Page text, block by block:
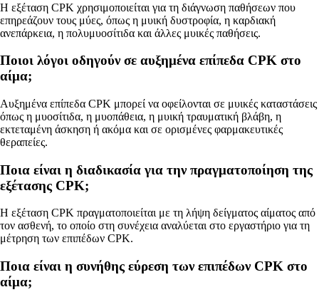
Η εξέταση CPK χρησιμοποιείται για τη διάγνωση παθήσεων που
επηρεάζουν τους μύες, όπως η μυική δυστροφία, η καρδιακή
ανεπάρκεια, η πολυμυοσίτιδα και άλλες μυικές παθήσεις.
Ποιοι λόγοι οδηγούν σε αυξημένα επίπεδα CPK στο
αίμα;
Αυξημένα επίπεδα CPK μπορεί να οφείλονται σε μυικές καταστάσεις
όπως η μυοσίτιδα, η μυοπάθεια, η μυική τραυματική βλάβη, η
εκτεταμένη άσκηση ή ακόμα και σε ορισμένες φαρμακευτικές
θεραπείες.
Ποια είναι η διαδικασία για την πραγματοποίηση της
εξέτασης CPK;
Η εξέταση CPK πραγματοποιείται με τη λήψη δείγματος αίματος από
τον ασθενή, το οποίο στη συνέχεια αναλύεται στο εργαστήριο για τη
μέτρηση των επιπέδων CPK.
Ποια είναι η συνήθης εύρεση των επιπέδων CPK στο
αίμα;